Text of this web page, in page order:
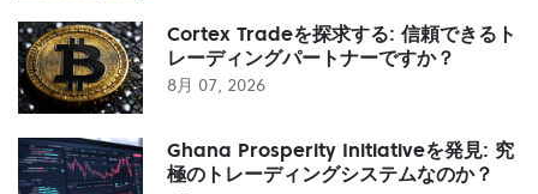
Cortex Tradeを探求する: 信頼できるト
レーディングパートナーですか？
8月 07, 2026
Ghana Prosperity Initiativeを発見: 究
極のトレーディングシステムなのか？